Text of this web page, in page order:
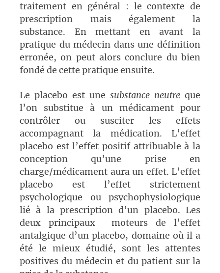
traitement en général : le contexte de
prescription mais également la
substance. En mettant en avant la
pratique du médecin dans une définition
erronée, on peut alors conclure du bien
fondé de cette pratique ensuite.
Le placebo est une substance neutre que
l’on substitue à un médicament pour
contrôler ou susciter les effets
accompagnant la médication. L’effet
placebo est l’effet positif attribuable à la
conception qu’une prise en
charge/médicament aura un effet. L’effet
placebo est l’effet strictement
psychologique ou psychophysiologique
lié à la prescription d’un placebo. Les
deux principaux moteurs de l’effet
antalgique d’un placebo, domaine où il a
été le mieux étudié, sont les attentes
positives du médecin et du patient sur la